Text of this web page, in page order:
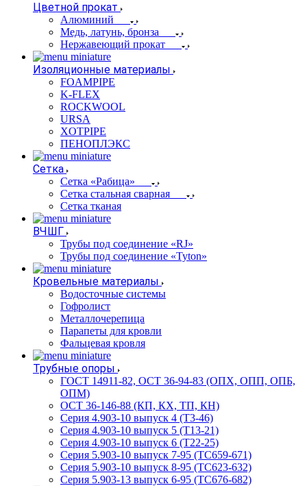
Цветной прокат
Алюминий
Медь, латунь, бронза
Нержавеющий прокат
Изоляционные материалы
FOAMPIPE
K-FLEX
ROCKWOOL
URSA
XOTPIPE
ПЕНОПЛЭКС
Сетка
Сетка «Рабица»
Сетка стальная сварная
Сетка тканая
ВЧШГ
Трубы под соединение «RJ»
Трубы под соединение «Tyton»
Кровельные материалы
Водосточные системы
Гофролист
Металлочерепица
Парапеты для кровли
Фальцевая кровля
Трубные опоры
ГОСТ 14911-82, ОСТ 36-94-83 (ОПХ, ОПП, ОПБ,
ОПМ)
ОСТ 36-146-88 (КП, КХ, ТП, КН)
Серия 4.903-10 выпуск 4 (Т3-46)
Серия 4.903-10 выпуск 5 (Т13-21)
Серия 4.903-10 выпуск 6 (Т22-25)
Серия 5.903-10 выпуск 7-95 (ТС659-671)
Серия 5.903-10 выпуск 8-95 (ТС623-632)
Серия 5.903-13 выпуск 6-95 (ТС676-682)